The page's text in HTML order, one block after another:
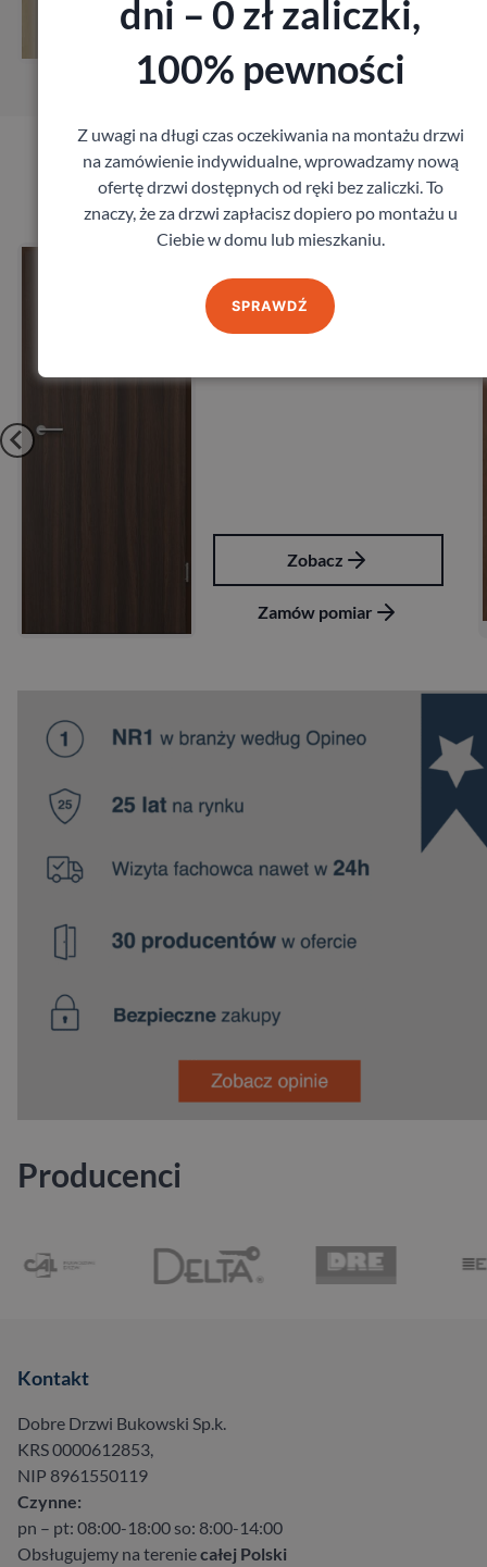
Produkty marki Porta
27db
Porta
1 641,60zł
Zobacz
Zamów pomiar
Producenci
Kontakt
Dobre Drzwi Bukowski Sp.k.
KRS 0000612853,
NIP 8961550119
Czynne:
pn – pt: 08:00-18:00 so: 8:00-14:00
Obsługujemy na tereniecałej Polski
dni – 0 zł zaliczki,
100% pewności
Z uwagi na długi czas oczekiwania na montażu drzwi
na zamówienie indywidualne, wprowadzamy nową
ofertę drzwi dostępnych od ręki bez zaliczki. To
znaczy, że za drzwi zapłacisz dopiero po montażu u
Ciebie w domu lub mieszkaniu.
SPRAWDŹ